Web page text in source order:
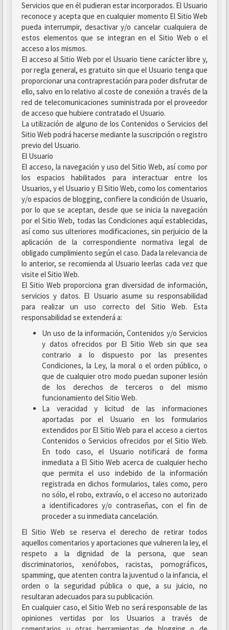
Servicios que en él pudieran estar incorporados. El Usuario
reconoce y acepta que en cualquier momento El Sitio Web
pueda interrumpir, desactivar y/o cancelar cualquiera de
estos elementos que se integran en el Sitio Web o el
acceso a los mismos.
El acceso al Sitio Web por el Usuario tiene carácter libre y,
por regla general, es gratuito sin que el Usuario tenga que
proporcionar una contraprestación para poder disfrutar de
ello, salvo en lo relativo al coste de conexión a través de la
red de telecomunicaciones suministrada por el proveedor
de acceso que hubiere contratado el Usuario.
La utilización de alguno de los Contenidos o Servicios del
Sitio Web podrá hacerse mediante la suscripción o registro
previo del Usuario.
El Usuario
El acceso, la navegación y uso del Sitio Web, así como por
los espacios habilitados para interactuar entre los
Usuarios, y el Usuario y El Sitio Web, como los comentarios
y/o espacios de blogging, confiere la condición de Usuario,
por lo que se aceptan, desde que se inicia la navegación
por el Sitio Web, todas las Condiciones aquí establecidas,
así como sus ulteriores modificaciones, sin perjuicio de la
aplicación de la correspondiente normativa legal de
obligado cumplimiento según el caso. Dada la relevancia de
lo anterior, se recomienda al Usuario leerlas cada vez que
visite el Sitio Web.
El Sitio Web proporciona gran diversidad de información,
servicios y datos. El Usuario asume su responsabilidad
para realizar un uso correcto del Sitio Web. Esta
responsabilidad se extenderá a:
Un uso de la información, Contenidos y/o Servicios
y datos ofrecidos por El Sitio Web sin que sea
contrario a lo dispuesto por las presentes
Condiciones, la Ley, la moral o el orden público, o
que de cualquier otro modo puedan suponer lesión
de los derechos de terceros o del mismo
funcionamiento del Sitio Web.
La veracidad y licitud de las informaciones
aportadas por el Usuario en los formularios
extendidos por El Sitio Web para el acceso a ciertos
Contenidos o Servicios ofrecidos por el Sitio Web.
En todo caso, el Usuario notificará de forma
inmediata a El Sitio Web acerca de cualquier hecho
que permita el uso indebido de la información
registrada en dichos formularios, tales como, pero
no sólo, el robo, extravío, o el acceso no autorizado
a identificadores y/o contraseñas, con el fin de
proceder a su inmediata cancelación.
El Sitio Web se reserva el derecho de retirar todos
aquellos comentarios y aportaciones que vulneren la ley, el
respeto a la dignidad de la persona, que sean
discriminatorios, xenófobos, racistas, pornográficos,
spamming, que atenten contra la juventud o la infancia, el
orden o la seguridad pública o que, a su juicio, no
resultaran adecuados para su publicación.
En cualquier caso, el Sitio Web no será responsable de las
opiniones vertidas por los Usuarios a través de